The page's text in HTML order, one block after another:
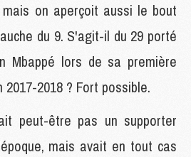
on aperçoit aussi le bout
du 9. S'agit-il du 29 porté
Mbappé lors de sa première
2018 ? Fort possible.
peut-être pas un supporter
mais avait en tout cas